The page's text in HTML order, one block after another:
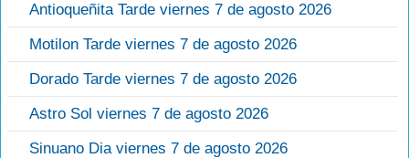
Antioqueñita Tarde viernes 7 de agosto 2026
Motilon Tarde viernes 7 de agosto 2026
Dorado Tarde viernes 7 de agosto 2026
Astro Sol viernes 7 de agosto 2026
Sinuano Dia viernes 7 de agosto 2026